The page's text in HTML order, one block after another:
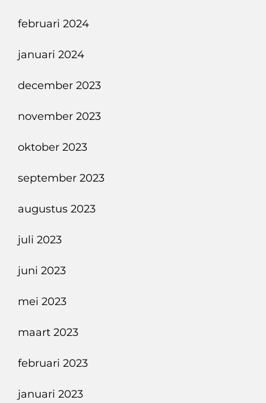
februari 2024
januari 2024
december 2023
november 2023
oktober 2023
september 2023
augustus 2023
juli 2023
juni 2023
mei 2023
maart 2023
februari 2023
januari 2023